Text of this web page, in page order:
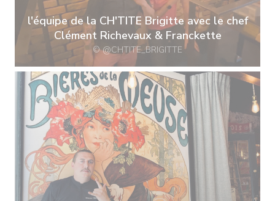
l'équipe de la CH'TITE Brigitte avec le chef
Clément Richevaux & Franckette
© @CHTITE_BRIGITTE